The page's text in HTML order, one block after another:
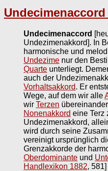
Undecimenaccord
Undecimenaccord
Undezimenakkord]. In
harmonische und
Undezime nur den
Quarte unterliegt.
auch der
Vorhaltsakkord. Er
Wege, auf dem wir alle
wir Terzen
Nonenakkord eine Terz
Undezimenakkord,
wird durch seine
vereinigt ursprünglich
Grenzakkorde der
Oberdominante und
Handlexikon 1882, 581]